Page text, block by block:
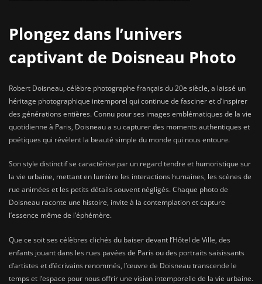
Plongez dans l’univers
captivant de Doisneau Photo
Robert Doisneau, célèbre photographe français du 20e siècle, a laissé un
héritage photographique intemporel qui continue de fasciner et d’inspirer
des générations entières. Connu pour ses images emblématiques de la vie
quotidienne à Paris, Doisneau a su capturer des moments authentiques et
poétiques qui révèlent la beauté simple du monde qui nous entoure.
Son style distinctif se caractérise par un regard tendre et humoristique sur
la vie urbaine, mettant en lumière les interactions humaines, les scènes de
rue animées et les petits détails souvent négligés. Chaque photo de
Doisneau raconte une histoire, invite à la contemplation et capture
l’essence même de l’éphémère.
Que ce soit ses célèbres clichés du baiser devant l’Hôtel de Ville, des
enfants jouant dans les rues pavées de Paris ou des portraits saisissants
d’artistes et d’écrivains renommés, l’œuvre de Doisneau transcende le
temps et l’espace pour nous offrir une vision intemporelle de la vie urbaine.